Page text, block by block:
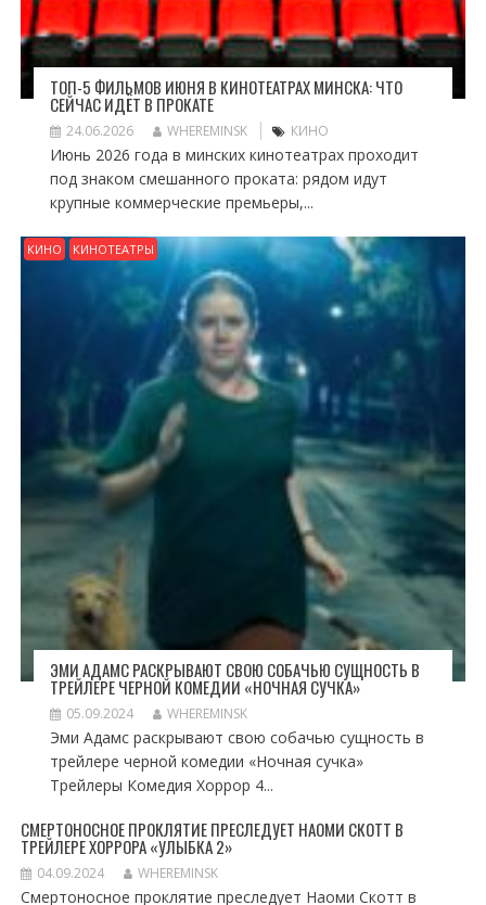
ТОП-5 ФИЛЬМОВ ИЮНЯ В КИНОТЕАТРАХ МИНСКА: ЧТО
СЕЙЧАС ИДЁТ В ПРОКАТЕ
24.06.2026 WHEREMINSK КИНО
Июнь 2026 года в минских кинотеатрах проходит
под знаком смешанного проката: рядом идут
крупные коммерческие премьеры,...
КИНО КИНОТЕАТРЫ
ЭМИ АДАМС РАСКРЫВАЮТ СВОЮ СОБАЧЬЮ СУЩНОСТЬ В
ТРЕЙЛЕРЕ ЧЕРНОЙ КОМЕДИИ «НОЧНАЯ СУЧКА»
05.09.2024 WHEREMINSK
Эми Адамс раскрывают свою собачью сущность в
трейлере черной комедии «Ночная сучка»
Трейлеры Комедия Хоррор 4...
СМЕРТОНОСНОЕ ПРОКЛЯТИЕ ПРЕСЛЕДУЕТ НАОМИ СКОТТ В
ТРЕЙЛЕРЕ ХОРРОРА «УЛЫБКА 2»
04.09.2024 WHEREMINSK
Смертоносное проклятие преследует Наоми Скотт в